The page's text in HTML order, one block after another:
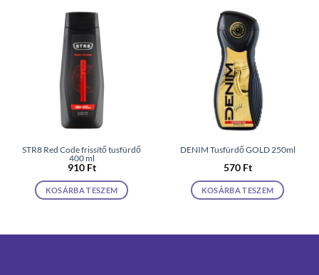
STR8 Red Code frissítő tusfürdő
400 ml
910 Ft
KOSÁRBA TESZEM
DENIM Tusfürdő GOLD 250ml
570 Ft
KOSÁRBA TESZEM